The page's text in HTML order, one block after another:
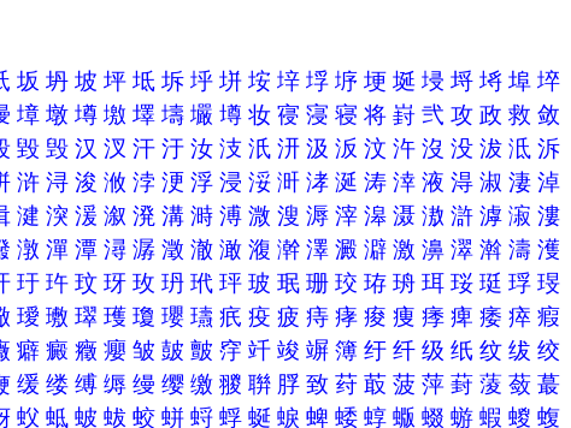
坂坍坡坪坻坼垀垪垵垶垺垿埂埏埐埒埓埠埣
墇墩墫墽墿壔壧壿妆寑寖寝将崶弐攻政救敛
毀 毁汉汊汗汙汝汥汦汧汲汳汶汻沒没沷泜泝
浒浔浚浟浡浭浮浸浽涆涍涎涛涬液淂淑淒淖
湕湥湲溆溌溝溡溥溦溲溽滓滜滠滶滸滹漃漊
潡潬潭潯潺澂澈澉澓澣澤澱澼激濞濢濣濤濩
玗玝玟玡玫玬玳玶玻珉珊珓珔珘珥珱珽琈琝
璦璷璻瓁瓊瓔瓙疧疫疲痔痚痠痩痵痺痿瘁瘕
癖癜癥癭皱皷皽窏竏竣竮簿纡纤级纸纹绂绞
缓缕缚缛缦缨缴翪聨 脬致荮菆菠萍葑蔆蔹蕞
蚥蚳蚾蛂蛟蛢蛶蜉蜒蜧蜱蜲蜳蝂蝃蝣蝦蝬蝮